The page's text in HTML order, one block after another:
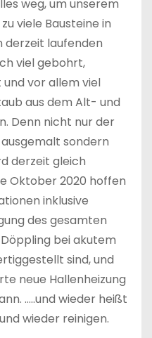
weg, um unserem
viele Bausteine in
derzeit laufenden
viel gebohrt,
vor allem viel
aus dem Alt- und
Denn nicht nur der
sondern
derzeit gleich
Oktober 2020 hoffen
inklusive
des gesamten
bei akutem
sind, und
neue Hallenheizung
…..und wieder heißt
wieder reinigen.